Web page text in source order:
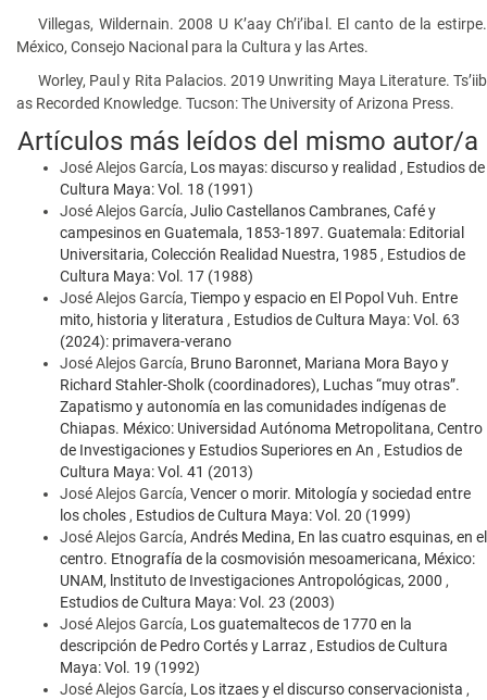
Villegas, Wildernain. 2008 U K’aay Ch’i’ibal. El canto de la estirpe.
México, Consejo Nacional para la Cultura y las Artes.
Worley, Paul y Rita Palacios. 2019 Unwriting Maya Literature. Ts’iib
as Recorded Knowledge. Tucson: The University of Arizona Press.
Artículos más leídos del mismo autor/a
José Alejos García, Los mayas: discurso y realidad , Estudios de
Cultura Maya: Vol. 18 (1991)
José Alejos García, Julio Castellanos Cambranes, Café y
campesinos en Guatemala, 1853-1897. Guatemala: Editorial
Universitaria, Colección Realidad Nuestra, 1985 , Estudios de
Cultura Maya: Vol. 17 (1988)
José Alejos García, Tiempo y espacio en El Popol Vuh. Entre
mito, historia y literatura , Estudios de Cultura Maya: Vol. 63
(2024): primavera-verano
José Alejos García, Bruno Baronnet, Mariana Mora Bayo y
Richard Stahler-Sholk (coordinadores), Luchas “muy otras”.
Zapatismo y autonomía en las comunidades indígenas de
Chiapas. México: Universidad Autónoma Metropolitana, Centro
de Investigaciones y Estudios Superiores en An , Estudios de
Cultura Maya: Vol. 41 (2013)
José Alejos García, Vencer o morir. Mitología y sociedad entre
los choles , Estudios de Cultura Maya: Vol. 20 (1999)
José Alejos García, Andrés Medina, En las cuatro esquinas, en el
centro. Etnografía de la cosmovisión mesoamericana, México:
UNAM, lnstituto de Investigaciones Antropológicas, 2000 ,
Estudios de Cultura Maya: Vol. 23 (2003)
José Alejos García, Los guatemaltecos de 1770 en la
descripción de Pedro Cortés y Larraz , Estudios de Cultura
Maya: Vol. 19 (1992)
José Alejos García, Los itzaes y el discurso conservacionista ,